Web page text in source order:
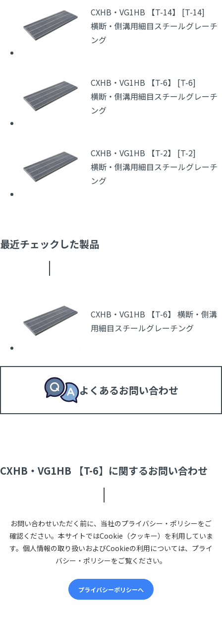
CXHB・VG1HB 【T-14】 [T-14]
横断・側溝用細目スチールグレーチ
ング
CXHB・VG1HB 【T-6】 [T-6]
横断・側溝用細目スチールグレーチ
ング
CXHB・VG1HB 【T-2】 [T-2]
横断・側溝用細目スチールグレーチ
ング
最近チェックした製品
CXHB・VG1HB 【T-6】 横断・側溝
用細目スチールグレーチング
よくあるお問い合わせ
CXHB・VG1HB 【T-6】に関するお問い合わせ
お問い合わせいただく前に、当社のプライバシー・ポリシーをご
確認ください。本サイトではCookie（クッキー）を利用していま
す。個人情報の取り扱いおよびCookieの利用については、プライ
バシー・ポリシーをご覧ください。
プライバシーポリシーへ